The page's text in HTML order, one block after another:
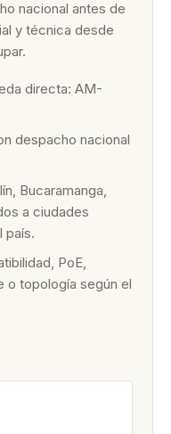
nacional antes de
y técnica desde
directa: AM-
despacho nacional
Bucaramanga,
a ciudades
país.
PoE,
o topología según el